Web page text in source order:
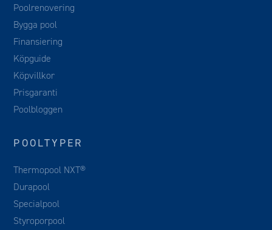
Poolrenovering
Bygga pool
Finansiering
Köpguide
Köpvillkor
Prisgaranti
Poolbloggen
POOLTYPER
Thermopool NXT®
Durapool
Specialpool
Styroporpool